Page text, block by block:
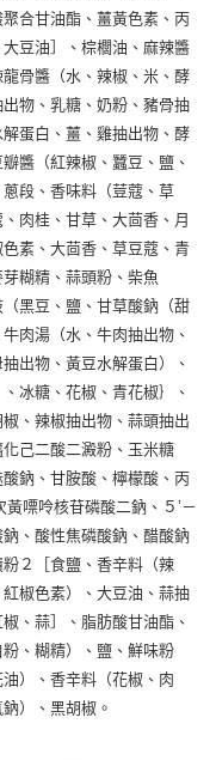
合甘油酯、薑黃色素、丙
豆油］、棕櫚油、麻辣醬
骨醬（水、辣椒、米、酵
物、乳糖、奶粉、豬骨抽
蛋白、薑、雞抽出物、酵
醬（紅辣椒、蠶豆、鹽、
段、香味料（荳蔻、草
肉桂、甘草、大茴香、月
素、大茴香、草豆蔻、青
糊精、蒜頭粉、柴魚
黑豆、鹽、甘草酸鈉（甜
肉湯（水、牛肉抽出物、
出物、黃豆水解蛋白）、
冰糖、花椒、青花椒｝、
、辣椒抽出物、蒜頭抽出
己二酸二澱粉、玉米糖
鈉、甘胺酸、檸檬酸、丙
嘌呤核苷磷酸二鈉、５’－
、酸性焦磷酸鈉、醋酸鈉
粉２［食鹽、香辛料（辣
椒色素）、大豆油、蒜抽
、蒜］、脂肪酸甘油酯、
、糊精）、鹽、鮮味粉
）、香辛料（花椒、肉
）、黑胡椒。